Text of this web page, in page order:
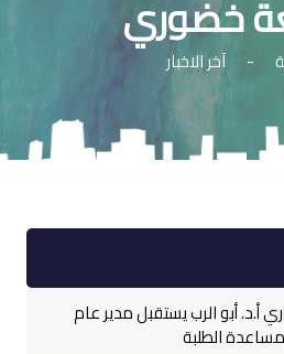
خضوري
- آخر الاخبار
أبو الرب يستقبل مدير عام
الطلبة